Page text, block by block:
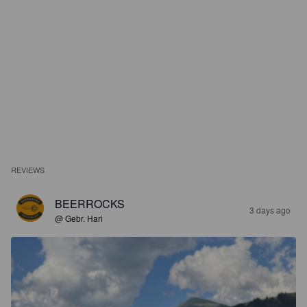
REVIEWS
BEERROCKS
@ Gebr. Hari
3 days ago